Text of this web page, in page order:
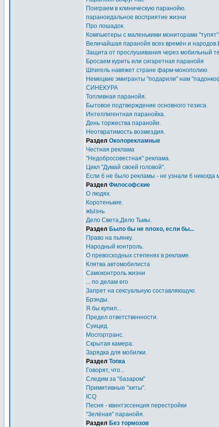
Поиграем в клиническую паранойю.
параноидальное восприятие жизни
Про лошадок.
Компьютеры с маленькими мониторами
Величайшая паранойя всех времён и
Защита от прослушивания через мобильный
Бросаем курить или сигаретная паранойя
Шпигель навяжет стране фарм-монополию
Немецкие эмигранты "подарили" нам
СИНЕКУРА
Топливная паранойя.
Бытовое подтверждение основного тезиса.
Интеллигентная паранойка.
День торжества паранойи.
Неотвратимость возмездия.
Раздел Околорекламные
Честная реклама
"Недобросовестная" реклама.
Цикл "Думай своей головой".
Если б не было рекламы - не узнали б никогда
Раздел Философские
О людях.
Коротенькие.
жЫзнь
Дело Света,Дело Тьмы.
Раздел Было бы не плохо, если бы...
Право на пьянку.
Народный контроль.
О превосходных степенях в рекламе.
Клятва автомобилиста
Самоконтроль жизни
... по делам его
Запрет на сексуальную составляющую.
Брэнды.
Я бы купил...
Предел ответственности.
Суицид.
Мосгортранс.
Скрытая камера.
Зарядка для мобилки.
Раздел Топка
Говорят, что...
Следим за "базаром"
Примитивные "хиты".
ICQ
Песня - квинтэссенция перестройки
"Зелёная" паранойя.
Раздел Без тормозов